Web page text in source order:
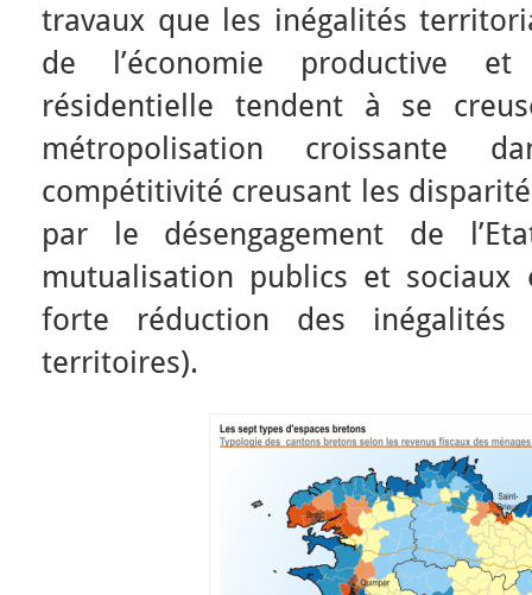
travaux que les inégalités
de l’économie productive
résidentielle tendent à se
métropolisation croissante
compétitivité creusant les
par le désengagement de
mutualisation publics et sociaux
forte réduction des
territoires).